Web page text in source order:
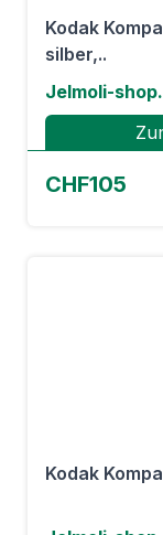
Kodak
silber,..
Jelmoli-
CHF105
Kodak